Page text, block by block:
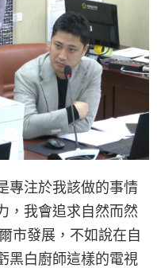
專注於我該做的事情
，我會追求自然而然
市發展，不如說在自
黑白廚師這樣的電視